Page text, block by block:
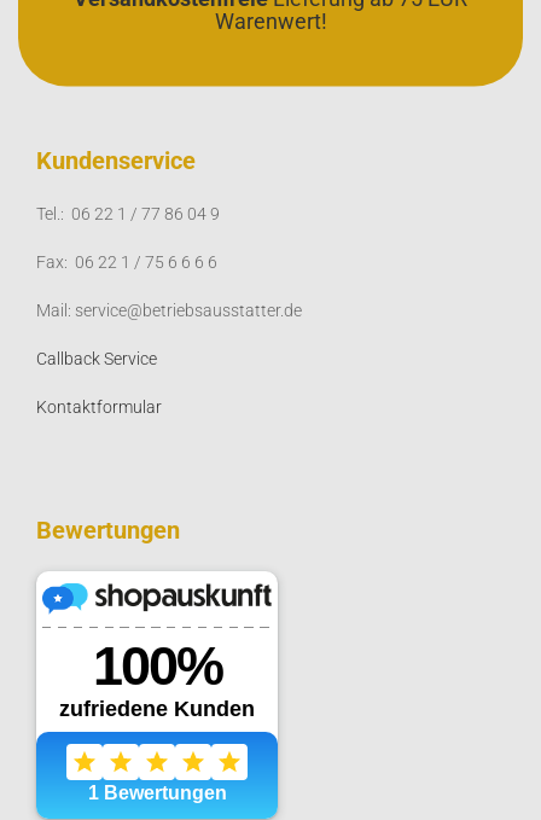
Warenwert!
Kundenservice
Tel.: 06 22 1 / 77 86 04 9
Fax: 06 22 1 / 75 6 6 6 6
Mail: service@betriebsausstatter.de
Callback Service
Kontaktformular
Bewertungen